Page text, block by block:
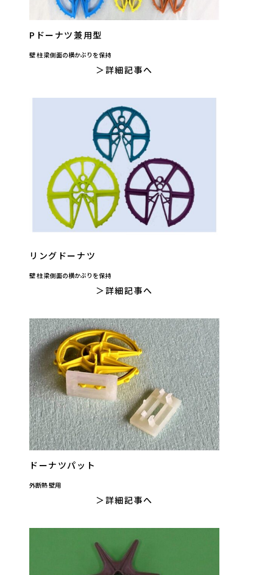
Pドーナツ兼用型
壁 柱 梁側面の横かぶりを保持
詳細記事へ
リングドーナツ
壁 柱 梁側面の横かぶりを保持
詳細記事へ
ドーナツパット
外断熱 壁用
詳細記事へ